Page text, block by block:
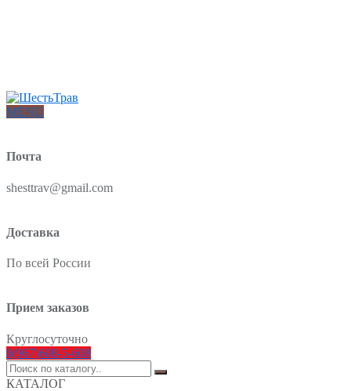
MENU
Почта
shesttrav@gmail.com
Доставка
По всей России
Прием заказов
Круглосуточно
8(967)608-5-608
Поиск
по:
КАТАЛОГ